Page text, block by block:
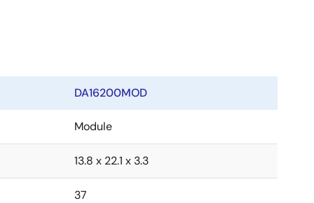
DA16200MOD
Module
13.8 x 22.1 x 3.3
37